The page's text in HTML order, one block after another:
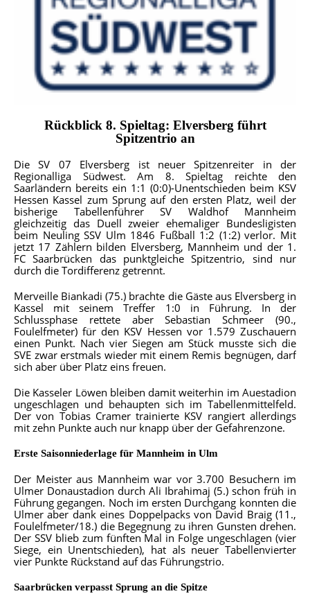
Rückblick 8. Spieltag: Elversberg führt
Spitzentrio an
Die SV 07 Elversberg ist neuer Spitzenreiter in der
Regionalliga Südwest. Am 8. Spieltag reichte den
Saarländern bereits ein 1:1 (0:0)-Unentschieden beim KSV
Hessen Kassel zum Sprung auf den ersten Platz, weil der
bisherige Tabellenführer SV Waldhof Mannheim
gleichzeitig das Duell zweier ehemaliger Bundesligisten
beim Neuling SSV Ulm 1846 Fußball 1:2 (1:2) verlor. Mit
jetzt 17 Zählern bilden Elversberg, Mannheim und der 1.
FC Saarbrücken das punktgleiche Spitzentrio, sind nur
durch die Tordifferenz getrennt.
Merveille Biankadi (75.) brachte die Gäste aus Elversberg in
Kassel mit seinem Treffer 1:0 in Führung. In der
Schlussphase rettete aber Sebastian Schmeer (90.,
Foulelfmeter) für den KSV Hessen vor 1.579 Zuschauern
einen Punkt. Nach vier Siegen am Stück musste sich die
SVE zwar erstmals wieder mit einem Remis begnügen, darf
sich aber über Platz eins freuen.
Die Kasseler Löwen bleiben damit weiterhin im Auestadion
ungeschlagen und behaupten sich im Tabellenmittelfeld.
Der von Tobias Cramer trainierte KSV rangiert allerdings
mit zehn Punkte auch nur knapp über der Gefahrenzone.
Erste Saisonniederlage für Mannheim in Ulm
Der Meister aus Mannheim war vor 3.700 Besuchern im
Ulmer Donaustadion durch Ali Ibrahimaj (5.) schon früh in
Führung gegangen. Noch im ersten Durchgang konnten die
Ulmer aber dank eines Doppelpacks von David Braig (11.,
Foulelfmeter/18.) die Begegnung zu ihren Gunsten drehen.
Der SSV blieb zum fünften Mal in Folge ungeschlagen (vier
Siege, ein Unentschieden), hat als neuer Tabellenvierter
vier Punkte Rückstand auf das Führungstrio.
Saarbrücken verpasst Sprung an die Spitze